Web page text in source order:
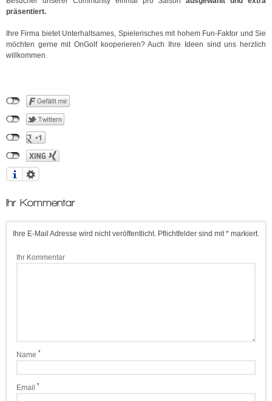
präsentiert.
Ihre Firma bietet Unterhaltsames, Spielerisches mit hohem Fun-Faktor und Sie
möchten gerne mit OnGolf kooperieren? Auch Ihre Ideen sind uns herzlich
willkommen.
Ihr Kommentar
Ihre E-Mail Adresse wird nicht veröffentlicht. Pflichtfelder sind mit * markiert.
Ihr Kommentar
Name *
Email *